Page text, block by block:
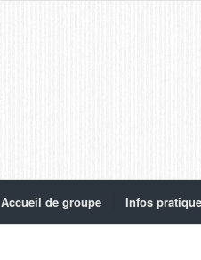
Accueil de groupe Infos